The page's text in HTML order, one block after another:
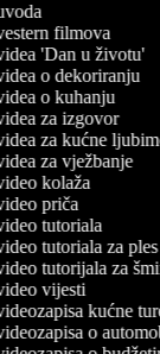
filmova
'Dan u životu'
o dekoriranju
o kuhanju
za izgovor
za kućne
za vježbanje
kolaža
priča
tutoriala
tutoriala za ples
tutorijala za
vijesti
kućne
o